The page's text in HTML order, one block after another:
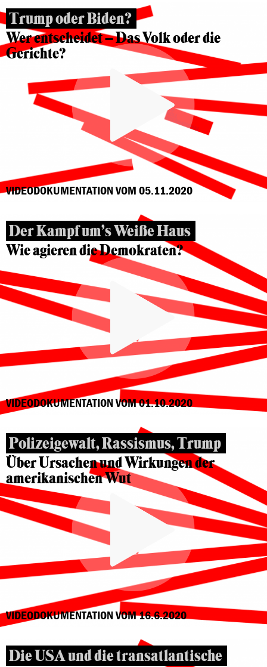
Trump oder Biden?
Wer entscheidet – Das Volk oder die
Gerichte?
VIDEODOKUMENTATION VOM 05.11.2020
Der Kampf um’s Weiße Haus
Wie agieren die Demokraten?
VIDEODOKUMENTATION VOM 01.10.2020
Polizeigewalt, Rassismus, Trump
Über Ursachen und Wirkungen der
amerikanischen Wut
VIDEODOKUMENTATION VOM 16.6.2020
Die USA und die transatlantische